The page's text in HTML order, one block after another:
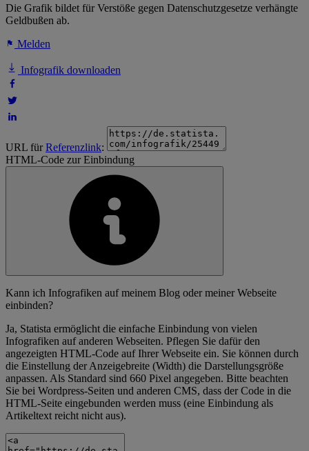
Die Grafik bildet für Verstöße gegen Datenschutzgesetze verhängte
Geldbußen ab.
Melden
Infografik downloaden
URL fürReferenzlink:
HTML-Code zur Einbindung
Kann ich Infografiken auf meinem Blog oder meiner Webseite
einbinden?
Ja, Statista ermöglicht die einfache Einbindung von vielen
Infografiken auf anderen Webseiten. Pflegen Sie dafür den
angezeigten HTML-Code auf Ihrer Webseite ein. Sie können durch
die Einstellung der Anzeigebreite (Width) die Darstellungsgröße
anpassen. Als Standard sind 660 Pixel angegeben. Bitte beachten
Sie bei Wordpress-Seiten und anderen CMS, dass der Code in die
HTML-Seite eingebunden werden muss (eine Einbindung als
Artikeltext reicht nicht aus).